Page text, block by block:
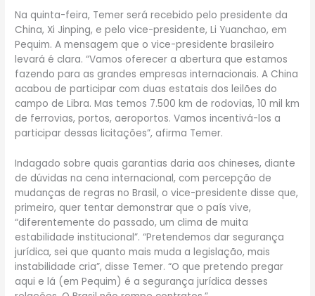
Na quinta-feira, Temer será recebido pelo presidente da
China, Xi Jinping, e pelo vice-presidente, Li Yuanchao, em
Pequim. A mensagem que o vice-presidente brasileiro
levará é clara. “Vamos oferecer a abertura que estamos
fazendo para as grandes empresas internacionais. A China
acabou de participar com duas estatais dos leilões do
campo de Libra. Mas temos 7.500 km de rodovias, 10 mil km
de ferrovias, portos, aeroportos. Vamos incentivá-los a
participar dessas licitações”, afirma Temer.
Indagado sobre quais garantias daria aos chineses, diante
de dúvidas na cena internacional, com percepção de
mudanças de regras no Brasil, o vice-presidente disse que,
primeiro, quer tentar demonstrar que o país vive,
“diferentemente do passado, um clima de muita
estabilidade institucional”. “Pretendemos dar segurança
jurídica, sei que quanto mais muda a legislação, mais
instabilidade cria”, disse Temer. “O que pretendo pregar
aqui e lá (em Pequim) é a segurança jurídica desses